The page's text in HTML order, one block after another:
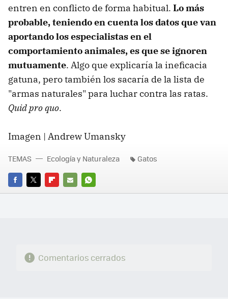
entren en conflicto de forma habitual. Lo más
probable, teniendo en cuenta los datos que van
aportando los especialistas en el
comportamiento animales, es que se ignoren
mutuamente. Algo que explicaría la ineficacia
gatuna, pero también los sacaría de la lista de
"armas naturales" para luchar contra las ratas.
Quid pro quo.
Imagen | Andrew Umansky
FACEBOOK
TWITTERFLIPBOARD
E-
WHATSAPP
TEMAS Ecología y Naturaleza Gatos
Comentarios cerrados